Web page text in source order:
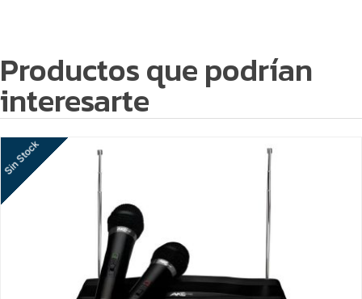
Productos que podrían
interesarte
Sin Stock